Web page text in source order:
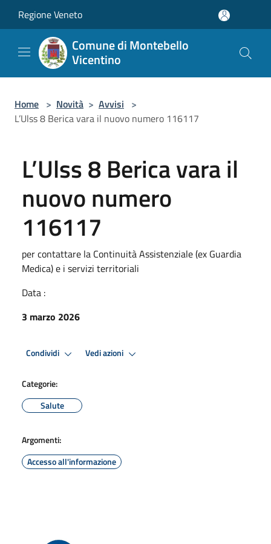
Regione Veneto
Comune di Montebello
Vicentino
Home > Novità > Avvisi >
L’Ulss 8 Berica vara il nuovo numero 116117
L’Ulss 8 Berica vara il
nuovo numero
116117
per contattare la Continuità Assistenziale (ex Guardia
Medica) e i servizi territoriali
Data :
3 marzo 2026
Condividi Vedi azioni
Categorie:
Salute
Argomenti:
Accesso all'informazione